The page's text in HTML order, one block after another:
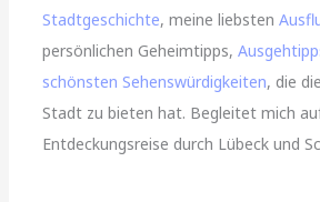
Stadtgeschichte, meine liebsten
persönlichen Geheimtipps,
schönsten Sehenswürdigkeiten, die
Stadt zu bieten hat. Begleitet mich
Entdeckungsreise durch Lübeck und